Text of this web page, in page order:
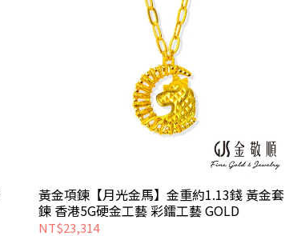
黃金項鍊【月光金馬】金重約1.13錢 黃金套
鍊 香港5G硬金工藝 彩鐳工藝 GOLD
NT$23,314